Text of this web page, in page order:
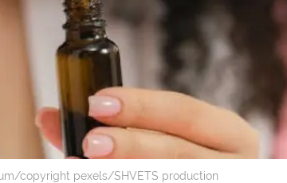
copyright pexels/SHVETS production